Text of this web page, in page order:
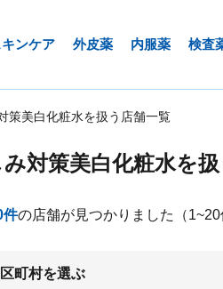
キンケア 外皮薬 内服薬 検査
美白化粧水を扱う店舗一覧
対策美白化粧水を
件の店舗が見つかりました （
町村を選ぶ